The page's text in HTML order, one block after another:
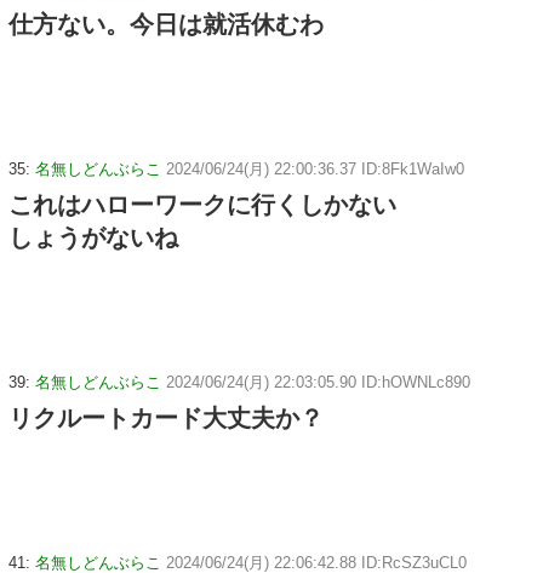
仕方ない。今日は就活休むわ
35: 名無しどんぶらこ 2024/06/24(月) 22:00:36.37 ID:8Fk1WaIw0
これはハローワークに行くしかない
しょうがないね
39: 名無しどんぶらこ 2024/06/24(月) 22:03:05.90 ID:hOWNLc890
リクルートカード大丈夫か？
41: 名無しどんぶらこ 2024/06/24(月) 22:06:42.88 ID:RcSZ3uCL0